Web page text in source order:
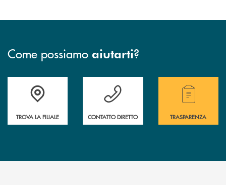
Come possiamo aiutarti?
Trova la filiale più vicina a te.
TROVA LA FILIALE
Hai bisogno di assistenza ?&nbsp;
CONTATTO DIRETTO
Hai bisogno di
TRASPARENZA